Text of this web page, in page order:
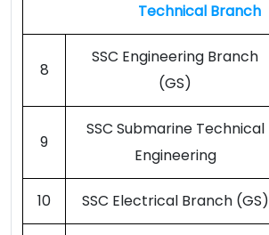
Technical Branch
8
SSC Engineering Branch
(GS)
9
SSC Submarine Technical
Engineering
10 SSC Electrical Branch (GS)